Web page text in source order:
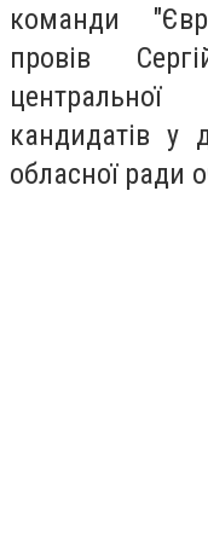
команди
провів
кандидатів у
обласної ради